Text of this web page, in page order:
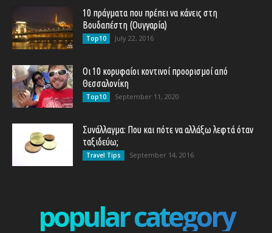
10 πράγματα που πρέπει να κάνεις στη
Βουδαπέστη (Ουγγαρία)
Top10 July 22, 2016
Οι 10 κορυφαίοι κοντινοί προορισμοί από
Θεσσαλονίκη
Top10 September 11, 2020
Συνάλλαγμα: Που και πότε να αλλάξω λεφτά όταν
ταξιδεύω;
Travel Tips September 14, 2016
popular category